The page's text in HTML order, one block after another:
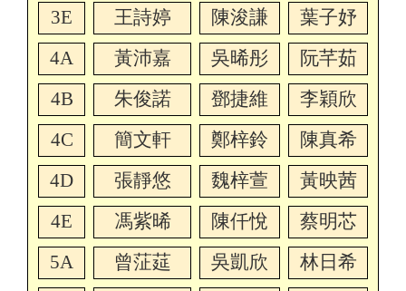
3E
王詩婷 陳浚謙
葉子妤
4A
黃沛嘉 吳晞彤
阮芊茹
4B
朱俊諾 鄧捷維
李穎欣
4C
簡文軒 鄭梓鈴
陳真希
4D
張靜悠 魏梓萱
黃映茜
4E
馮紫晞 陳仟悅
蔡明芯
5A
曾鿊莚 吳凱欣
林日希